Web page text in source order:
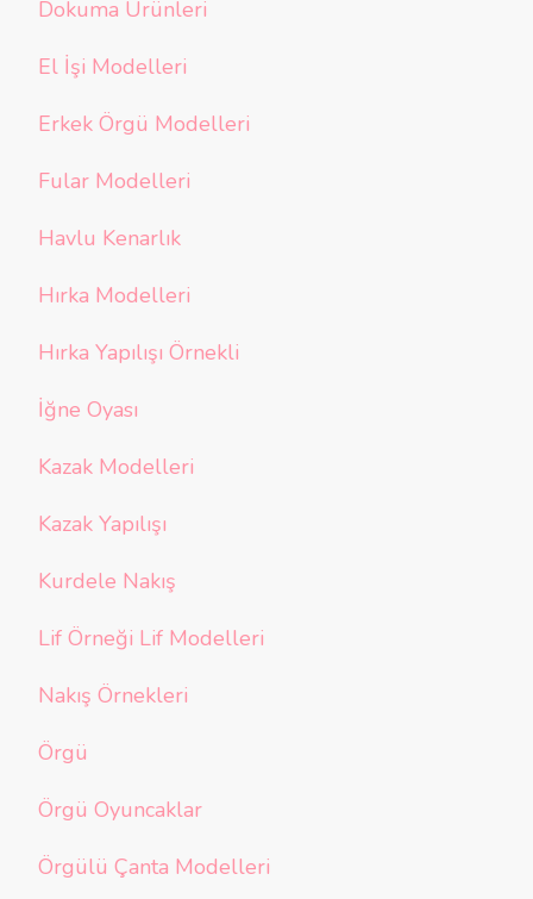
Dokuma Ürünleri
El İşi Modelleri
Erkek Örgü Modelleri
Fular Modelleri
Havlu Kenarlık
Hırka Modelleri
Hırka Yapılışı Örnekli
İğne Oyası
Kazak Modelleri
Kazak Yapılışı
Kurdele Nakış
Lif Örneği Lif Modelleri
Nakış Örnekleri
Örgü
Örgü Oyuncaklar
Örgülü Çanta Modelleri